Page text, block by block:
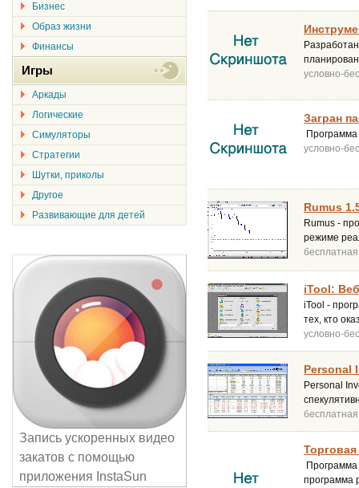
условно-
Загран
Программа
условно-
Rumus
Rumus -
режиме
бесплатная
iTool:
iTool -
тех, кто
условно-
Personal
Personal
бесплатная
Программа
программа
Бизнес
Образ жизни
Финансы
Игры
Аркады
Логические
Симуляторы
Стратегии
Шутки, приколы
Другое
Развивающие для детей
Запись ускоренных видео
закатов с помощью
приложения InstaSun